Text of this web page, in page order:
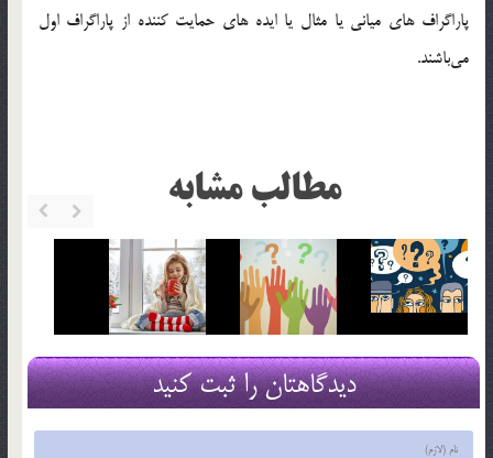
پاراگراف هاي مياني يا مثال يا ايده هاي حمايت كننده از پاراگراف اول
مي‌باشند.
مطالب مشابه
دیدگاهتان را ثبت کنید